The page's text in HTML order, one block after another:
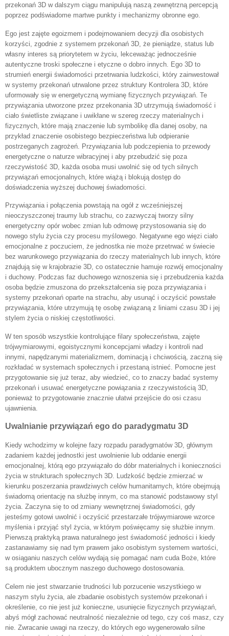
przekonań 3D w dalszym ciągu manipulują naszą zewnętrzną percepcją
poprzez podświadome martwe punkty i mechanizmy obronne ego.
Ego jest zajęte egoizmem i podejmowaniem decyzji dla osobistych
korzyści, zgodnie z systemem przekonań 3D, że pieniądze, status lub
własny interes są priorytetem w życiu, lekceważąc jednocześnie
autentyczne troski społeczne i etyczne o dobro innych. Ego 3D to
strumień energii świadomości przetrwania ludzkości, który zainwestował
w systemy przekonań utrwalone przez struktury Kontrolera 3D, które
uformowały się w energetyczną wymianę fizycznych przywiązań. Te
przywiązania utworzone przez przekonania 3D utrzymują świadomość i
ciało świetliste związane i uwikłane w szereg rzeczy materialnych i
fizycznych, które mają znaczenie lub symbolikę dla danej osoby, na
przykład znaczenie osobistego bezpieczeństwa lub odpieranie
postrzeganych zagrożeń. Przywiązania lub podczepienia to przewody
energetyczne o naturze wibracyjnej i aby przebudzić się poza
rzeczywistość 3D, każda osoba musi uwolnić się od tych silnych
przywiązań emocjonalnych, które wiążą i blokują dostęp do
doświadczenia wyższej duchowej świadomości.
Przywiązania i połączenia powstają na ogół z wcześniejszej
nieoczyszczonej traumy lub strachu, co zazwyczaj tworzy silny
energetyczny opór wobec zmian lub odmowę przystosowania się do
nowego stylu życia czy procesu myślowego. Negatywne ego więzi ciało
emocjonalne z poczuciem, że jednostka nie może przetrwać w świecie
bez warunkowego przywiązania do rzeczy materialnych lub innych, które
znajdują się w krajobrazie 3D, co ostatecznie hamuje rozwój emocjonalny
i duchowy. Podczas faz duchowego wznoszenia się i przebudzenia każda
osoba będzie zmuszona do przekształcenia się poza przywiązania i
systemy przekonań oparte na strachu, aby usunąć i oczyścić powstałe
przywiązania, które utrzymują tę osobę związaną z liniami czasu 3D i jej
stylem życia o niskiej częstotliwości.
W ten sposób wszystkie kontrolujące filary społeczeństwa, zajęte
trójwymiarowymi, egoistycznymi koncepcjami władzy i kontroli nad
innymi, napędzanymi materializmem, dominacją i chciwością, zaczną się
rozkładać w systemach społecznych i przestaną istnieć. Pomocne jest
przygotowanie się już teraz, aby wiedzieć, co to znaczy badać systemy
przekonań i usuwać energetyczne powiązania z rzeczywistością 3D,
ponieważ to przygotowanie znacznie ułatwi przejście do osi czasu
ujawnienia.
Uwalnianie przywiązań ego do paradygmatu 3D
Kiedy wchodzimy w kolejne fazy rozpadu paradygmatów 3D, głównym
zadaniem każdej jednostki jest uwolnienie lub oddanie energii
emocjonalnej, którą ego przywiązało do dóbr materialnych i konieczności
życia w strukturach społecznych 3D. Ludzkość będzie zmierzać w
kierunku poszerzania prawdziwych celów humanitarnych, które obejmują
świadomą orientację na służbę innym, co ma stanowić podstawowy styl
życia. Zaczyna się to od zmiany wewnętrznej świadomości, gdy
jesteśmy gotowi uwolnić i oczyścić przestarzałe trójwymiarowe wzorce
myślenia i przyjąć styl życia, w którym poświęcamy się służbie innym.
Pierwszą praktyką prawa naturalnego jest świadomość jedności i kiedy
zastanawiamy się nad tym prawem jako osobistym systemem wartości,
w osiąganiu naszych celów wydają się pomagać nam cuda Boże, które
są produktem ubocznym naszego duchowego dostosowania.
Celem nie jest stwarzanie trudności lub porzucenie wszystkiego w
naszym stylu życia, ale zbadanie osobistych systemów przekonań i
określenie, co nie jest już konieczne, usunięcie fizycznych przywiązań,
abyś mógł zachować neutralność niezależnie od tego, czy coś masz, czy
nie. Zwracanie uwagi na rzeczy, do których ego wygenerowało silne